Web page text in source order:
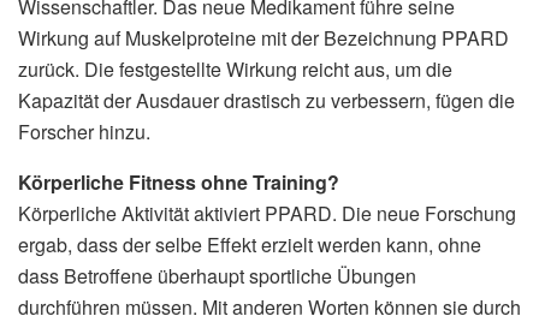
Wissenschaftler. Das neue Medikament führe seine
Wirkung auf Muskelproteine mit der Bezeichnung PPARD
zurück. Die festgestellte Wirkung reicht aus, um die
Kapazität der Ausdauer drastisch zu verbessern, fügen die
Forscher hinzu.
Körperliche Fitness ohne Training?
Körperliche Aktivität aktiviert PPARD. Die neue Forschung
ergab, dass der selbe Effekt erzielt werden kann, ohne
dass Betroffene überhaupt sportliche Übungen
durchführen müssen. Mit anderen Worten können sie durch